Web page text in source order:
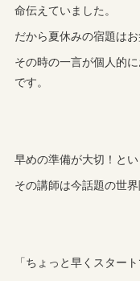
命伝えていました。
だから夏休みの宿題は
その時の一言が個人的
です。
早めの準備が大切！とい
その講師は今話題の世
「ちょっと早くスター